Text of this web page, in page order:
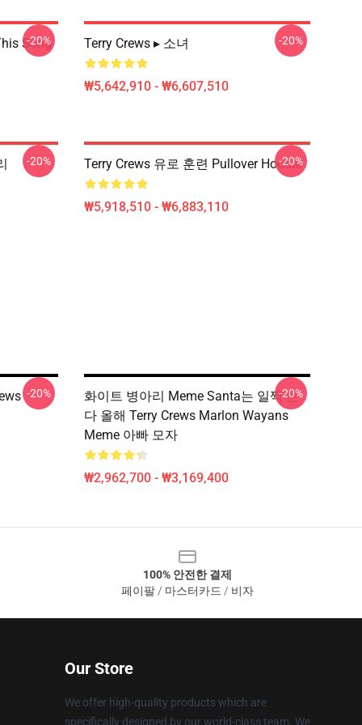
Song
-20% Terry Crews ▸ 소녀
₩5,642,910 - ₩6,607,510
-20%
-20% Terry Crews 유로 훈련 Pullover Hoodie
₩5,918,510 - ₩6,883,110
-20%
-20%
화이트 병아리 Meme Santa는 일찍 온
다 올해 Terry Crews Marlon Wayans
Meme 아빠 모자
₩2,962,700 - ₩3,169,400
-20%
100% 안전한 결제
페이팔 / 마스터카드 / 비자
Our Store
We offer high-quality products which are
specifically designed by our world-class team. We